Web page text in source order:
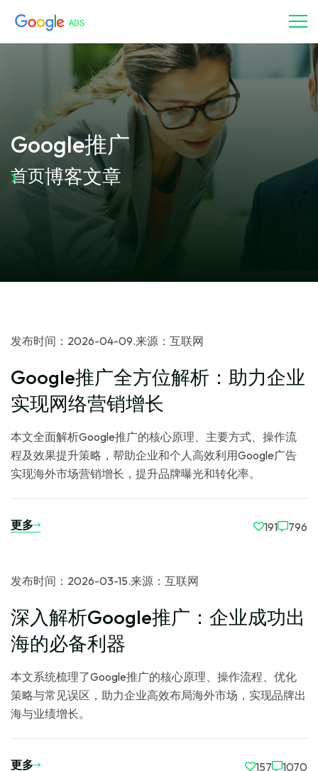
Google推广
首页博客文章
发布时间：2026-04-09.来源：互联网
Google推广全方位解析：助力企业
实现网络营销增长
本文全面解析Google推广的核心原理、主要方式、操作流
程及效果提升策略，帮助企业和个人高效利用Google广告
实现海外市场营销增长，提升品牌曝光和转化率。
更多 191 796
发布时间：2026-03-15.来源：互联网
深入解析Google推广：企业成功出
海的必备利器
本文系统梳理了Google推广的核心原理、操作流程、优化
策略与常见误区，助力企业高效布局海外市场，实现品牌出
海与业绩增长。
更多 157 1070